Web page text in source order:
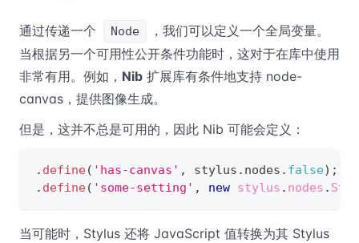
通过传递一个 Node
，我们可以定义一个全局变量。
当根据另一个可用性公开条件功能时，这对于在库中使用
非常有用。例如， Nib 扩展库有条件地支持 node-
canvas，提供图像生成。
但是，这并不总是可用的，因此 Nib 可能会定义：
. define( 'has-canvas' , stylus . nodes . false) ;
. define( 'some-setting' , new stylus . nodes .
当可能时，Stylus 还将 JavaScript 值转换为其 Stylus